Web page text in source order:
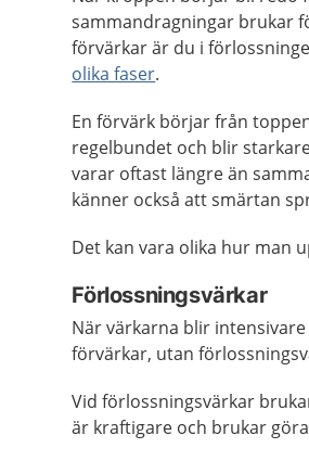
sammandragningar brukar
förvärkar är du i
olika faser.
En förvärk börjar från
regelbundet och blir
varar oftast längre än
känner också att smärtan
Det kan vara olika hur man
Förlossningsvärkar
När värkarna blir
förvärkar, utan
Vid förlossningsvärkar
är kraftigare och brukar